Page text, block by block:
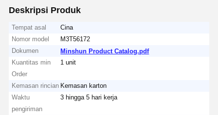
Deskripsi Produk
Tempat asal
Cina
Nomor model
M3T56172
Dokumen
Minshun Product Catalog.pdf
Kuantitas min
Order
1 unit
Kemasan rincian Kemasan karton
Waktu
pengiriman
3 hingga 5 hari kerja